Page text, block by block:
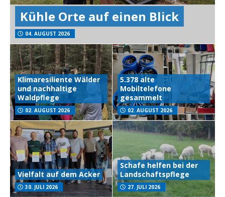
Kühle Orte auf einen Blick
04. AUGUST 2026
Klimaresiliente Wälder
und nachhaltige
Waldpflege
02. AUGUST 2026
5.378 alte
Mobiltelefone
gesammelt
02. AUGUST 2026
Vielfalt auf dem Acker
30. JULI 2026
Schafe helfen bei der
Landschaftspflege
27. JULI 2026